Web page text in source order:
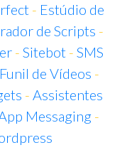
- Estúdio de
de Scripts -
- Sitebot- SMS
Funil de Vídeos -
- Assistentes
Messaging -